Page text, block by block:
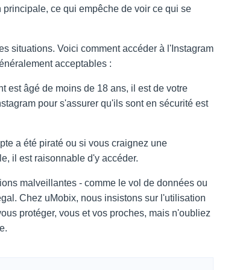
ce qui empêche de voir ce qui se
situations. Voici comment accéder à l'Instagram
acceptables :
est âgé de moins de 18 ans, il est de votre
pour s'assurer qu'ils sont en sécurité est
a été piraté ou si vous craignez une
il est raisonnable d'y accéder.
malveillantes - comme le vol de données ou
Chez uMobix, nous insistons sur l'utilisation
protéger, vous et vos proches, mais n'oubliez